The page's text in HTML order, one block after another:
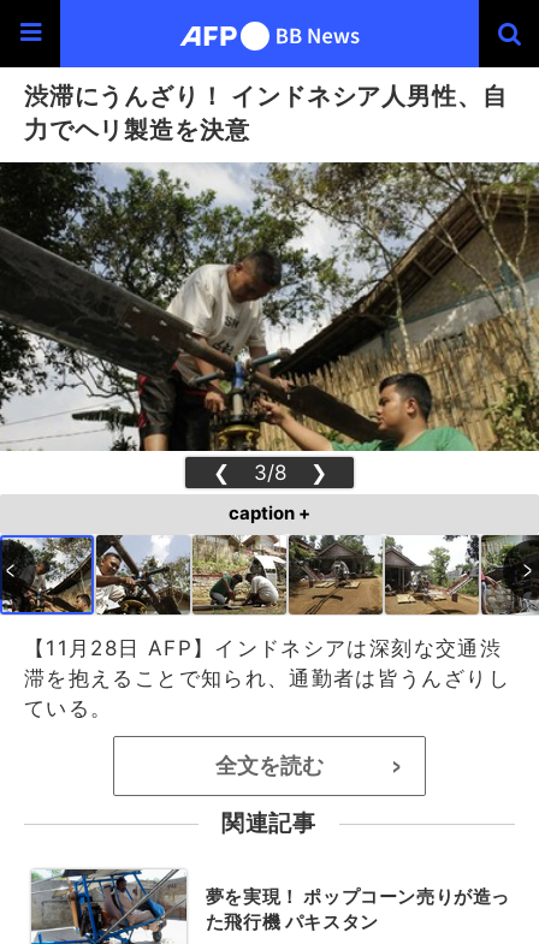
渋滞にうんざり！ インドネシア人男性、自
力でヘリ製造を決意
❮ 3/8 ❯
caption +
【11月28日 AFP】インドネシアは深刻な交通渋
滞を抱えることで知られ、通勤者は皆うんざりし
ている。
全文を読む >
関連記事
夢を実現！ ポップコーン売りが造っ
た飛行機 パキスタン